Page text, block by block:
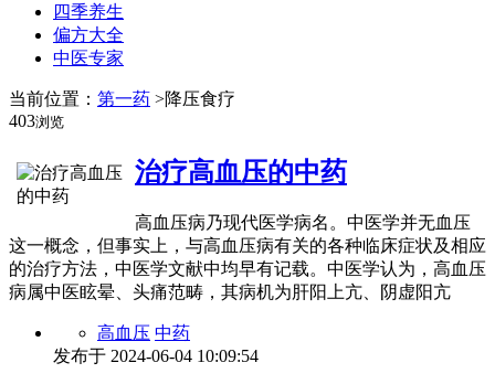
四季养生
偏方大全
中医专家
当前位置： 第一药 >降压食疗
403浏览
治疗高血压的中药
高血压病乃现代医学病名。中医学并无血压
这一概念，但事实上，与高血压病有关的各种临床症状及相应
的治疗方法，中医学文献中均早有记载。中医学认为，高血压
病属中医眩晕、头痛范畴，其病机为肝阳上亢、阴虚阳亢
高血压 中药
发布于 2024-06-04 10:09:54